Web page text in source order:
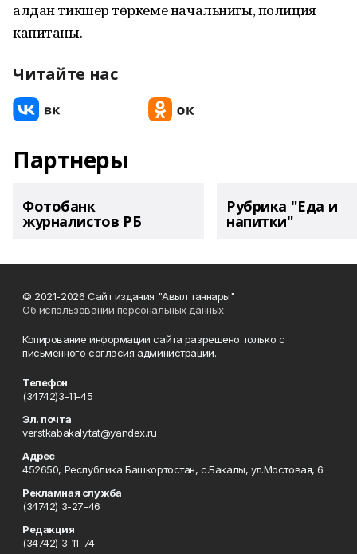
алдан тикшерү төркеме начальнигы, полиция
капитаны.
Читайте нас
Партнеры
Фотобанк
журналистов РБ
Рубрика "Еда и
напитки"
© 2021-2026 Сайт издания "Авыл таннары"
Об использовании персональных данных
Копирование информации сайта разрешено только с
письменного согласия администрации.
Телефон
(34742)3-11-45
Эл. почта
verstkabakaly.tat@yandex.ru
Адрес
452650, Республика Башкортостан, с.Бакалы, ул.Мостовая, 6
Рекламная служба
(34742) 3-27-46
Редакция
(34742) 3-11-74